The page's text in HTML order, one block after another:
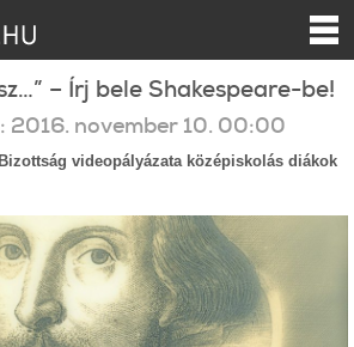
– Írj bele Shakespeare-be!
2016. november 10. 00:00
videopályázata középiskolás diákok